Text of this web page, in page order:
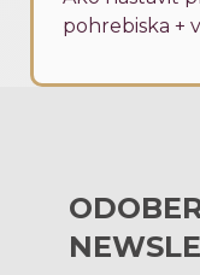
pohrebiska +